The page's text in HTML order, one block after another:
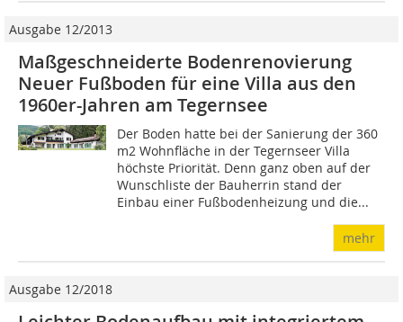
Ausgabe 12/2013
Maßgeschneiderte Bodenrenovierung
Neuer Fußboden für eine Villa aus den
1960er-Jahren am Tegernsee
Der Boden hatte bei der Sanierung der 360
m2 Wohnfläche in der Tegernseer Villa
höchste Priorität. Denn ganz oben auf der
Wunschliste der Bauherrin stand der
Einbau einer Fußbodenheizung und die...
mehr
Ausgabe 12/2018